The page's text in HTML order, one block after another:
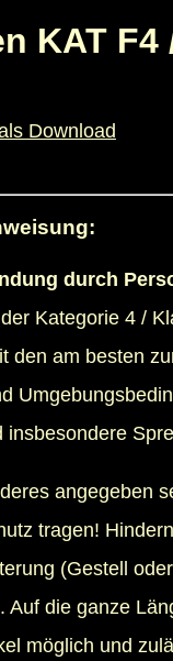
KAT F4
Download
durch
Kategorie 4 /
den am besten
insbesondere
angegeben
tragen!
(Gestell
Auf die ganze
möglich und